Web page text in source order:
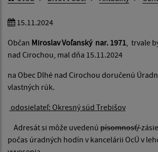
15.11.2024
Občan Miroslav Voľanský nar. 1971, trvale
nad Cirochou, mal dňa 15.11.2024
na Obec Dlhé nad Cirochou doručenú
vlastných rúk.
odosielateľ: Okresný súd Trebišov
Adresát si môže uvedenú písomnosť/
počas úradných hodín v kancelárii OcÚ v